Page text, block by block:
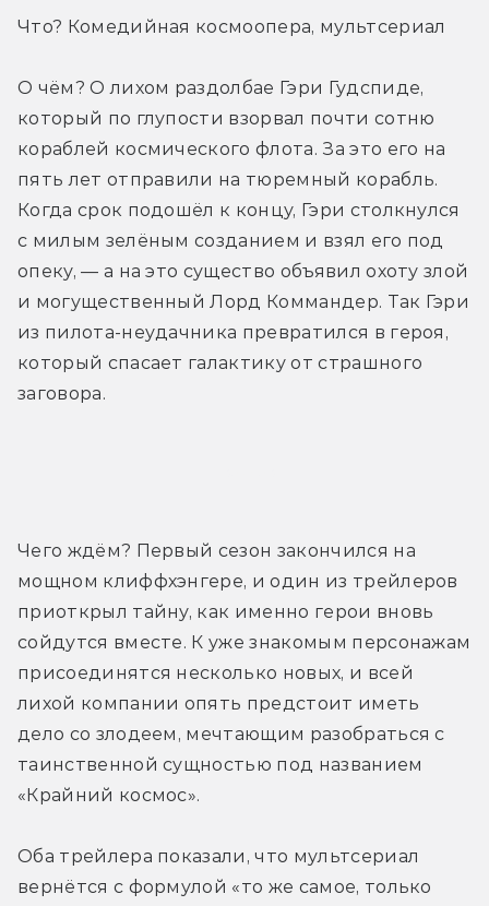
Что? Комедийная космоопера, мультсериал
О чём? О лихом раздолбае Гэри Гудспиде,
который по глупости взорвал почти сотню
кораблей космического флота. За это его на
пять лет отправили на тюремный корабль.
Когда срок подошёл к концу, Гэри столкнулся
с милым зелёным созданием и взял его под
опеку, — а на это существо объявил охоту злой
и могущественный Лорд Коммандер. Так Гэри
из пилота-неудачника превратился в героя,
который спасает галактику от страшного
заговора.
Чего ждём? Первый сезон закончился на
мощном клиффхэнгере, и один из трейлеров
приоткрыл тайну, как именно герои вновь
сойдутся вместе. К уже знакомым персонажам
присоединятся несколько новых, и всей
лихой компании опять предстоит иметь
дело со злодеем, мечтающим разобраться с
таинственной сущностью под названием
«Крайний космос».
Оба трейлера показали, что мультсериал
вернётся с формулой «то же самое, только